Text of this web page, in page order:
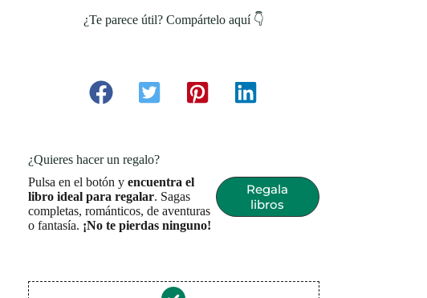
¿Te parece útil? Compártelo aquí 👇
¿Quieres hacer un regalo?
Pulsa en el botón y encuentra el
libro ideal para regalar. Sagas
completas, románticos, de aventuras
o fantasía. ¡No te pierdas ninguno!
Regala
libros